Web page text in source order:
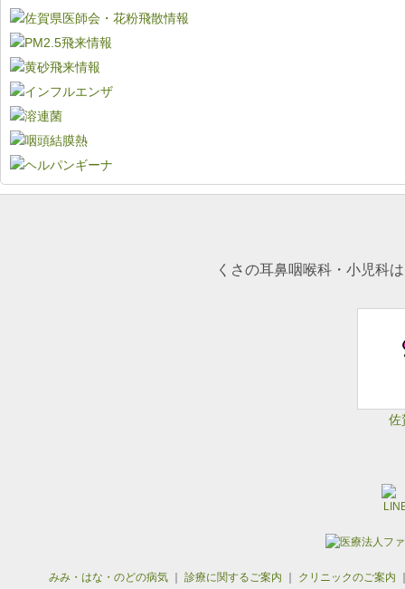
くさの耳鼻咽喉科・小児科
佐
みみ・はな・のどの病気 診療に関するご案内 クリニックのご案内